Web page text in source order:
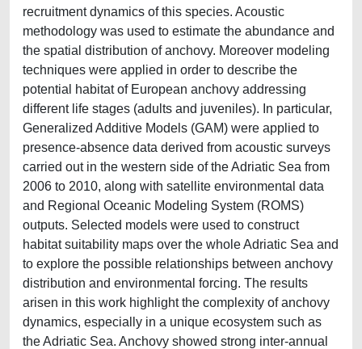
recruitment dynamics of this species. Acoustic
methodology was used to estimate the abundance and
the spatial distribution of anchovy. Moreover modeling
techniques were applied in order to describe the
potential habitat of European anchovy addressing
different life stages (adults and juveniles). In particular,
Generalized Additive Models (GAM) were applied to
presence-absence data derived from acoustic surveys
carried out in the western side of the Adriatic Sea from
2006 to 2010, along with satellite environmental data
and Regional Oceanic Modeling System (ROMS)
outputs. Selected models were used to construct
habitat suitability maps over the whole Adriatic Sea and
to explore the possible relationships between anchovy
distribution and environmental forcing. The results
arisen in this work highlight the complexity of anchovy
dynamics, especially in a unique ecosystem such as
the Adriatic Sea. Anchovy showed strong inter-annual